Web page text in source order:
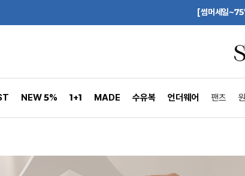
[썸머세일
NEW 5% 1+1 MADE 수유복 언더웨어 팬츠